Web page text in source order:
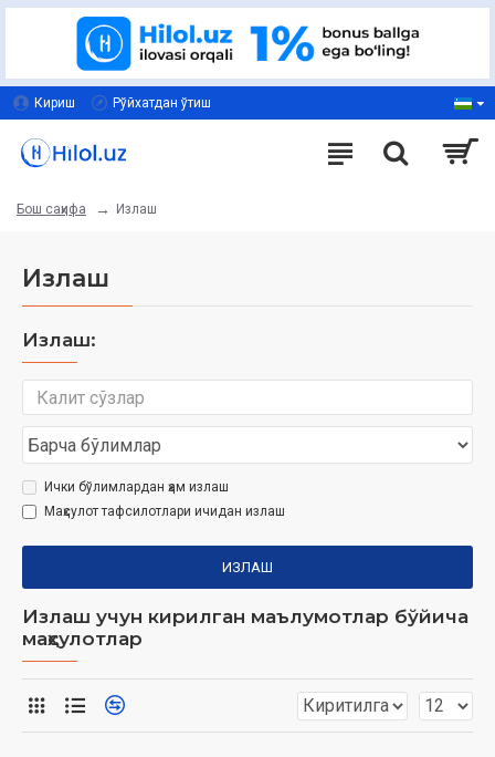
Кириш Рўйхатдан ўтиш
Бош саҳифа Излаш
Излаш
Излаш:
Ички бўлимлардан ҳам излаш
Маҳсулот тафсилотлари ичидан излаш
ИЗЛАШ
Излаш учун кирилган маълумотлар бўйича
маҳсулотлар